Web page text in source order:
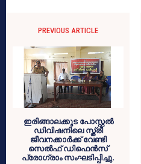
PREVIOUS ARTICLE
ഇരിങ്ങാലക്കുട പോസ്റ്റല്‍
ഡിവിഷനിലെ സ്ത്രീ
ജീവനക്കാര്‍ക്ക് വേണ്ടി
സെല്‍ഫ് ഡിഫെന്‍സ്
പ്രോഗ്രാം സംഘടിപ്പിച്ചു.